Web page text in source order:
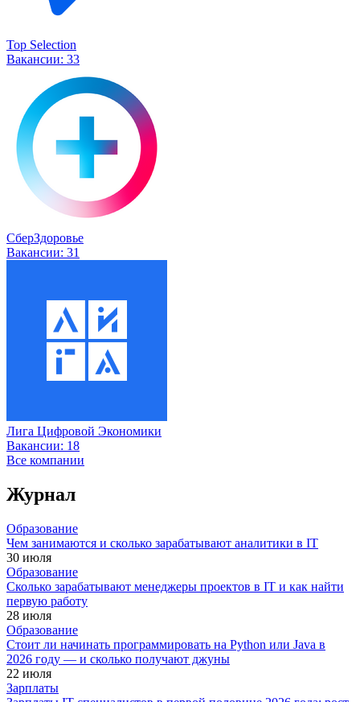
Top Selection
Вакансии: 33
СберЗдоровье
Вакансии: 31
Лига Цифровой Экономики
Вакансии: 18
Все компании
Журнал
Образование
Чем занимаются и сколько зарабатывают аналитики в IT
30 июля
Образование
Сколько зарабатывают менеджеры проектов в IT и как найти
первую работу
28 июля
Образование
Стоит ли начинать программировать на Python или Java в
2026 году — и сколько получают джуны
22 июля
Зарплаты